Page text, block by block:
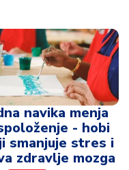
navika menja
- hobi
smanjuje stres i
zdravlje mozga